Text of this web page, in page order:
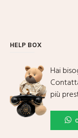
HELP BOX
Hai
più